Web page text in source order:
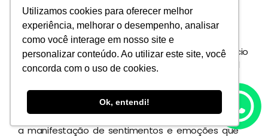
Utilizamos cookies para oferecer melhor
experiência, melhorar o desempenho, analisar
como você interage em nosso site e
personalizar conteúdo. Ao utilizar este site, você
concorda com o uso de cookies.
Ok, entendi!
16. Dança
A dança, além de proporcionar diversão e exercício
físico, pode desempenhar um papel fundamental
educação física tem a oportunidade de aplicar a
expressão corporal como instrumento de
aprendizagem, dessa maneira ele pode estimular
a manifestação de sentimentos e emoções que